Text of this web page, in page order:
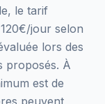
le tarif
jour selon
lors des
proposés. À
est de
peuvent